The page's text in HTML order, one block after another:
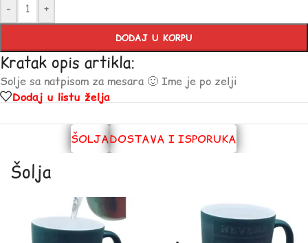
- +
DODAJ U KORPU
Kratak opis artikla:
Solje sa natpisom za mesara 🙂 Ime je po zelji
Dodaj u listu želja
ŠOLJADOSTAVA I ISPORUKA
Šolja